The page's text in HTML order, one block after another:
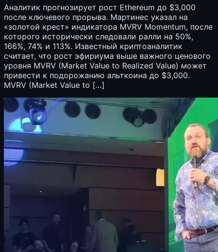
Аналитик прогнозирует рост Ethereum до $3,000
после ключевого прорыва. Мартинес указал на
«золотой крест» индикатора MVRV Momentum, после
которого исторически следовали ралли на 50%,
166%, 74% и 113%. Известный криптоаналитик
считает, что рост эфириума выше важного ценового
уровня MVRV (Market Value to Realized Value) может
привести к подорожанию альткоина до $3,000.
MVRV (Market Value to […]